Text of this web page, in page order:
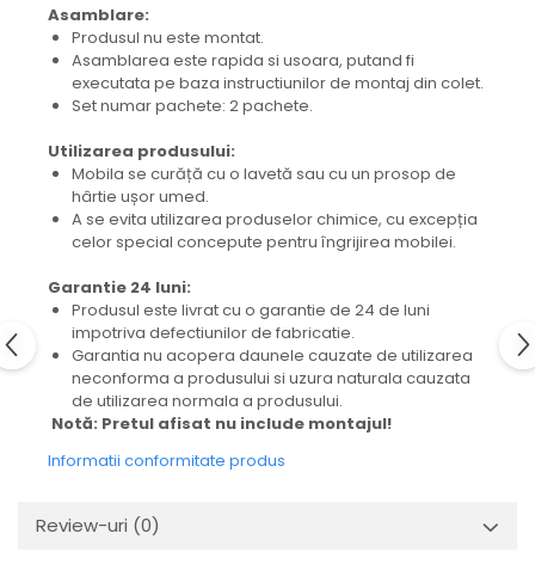
Asamblare:
Produsul nu este montat.
Asamblarea este rapida si usoara, putand fi
executata pe baza instructiunilor de montaj din colet.
Set numar pachete: 2 pachete.
Utilizarea produsului:
Mobila se curăță cu o lavetă sau cu un prosop de
hârtie ușor umed.
A se evita utilizarea produselor chimice, cu excepția
celor special concepute pentru îngrijirea mobilei.
Garantie 24 luni:
Produsul este livrat cu o garantie de 24 de luni
impotriva defectiunilor de fabricatie.
Garantia nu acopera daunele cauzate de utilizarea
neconforma a produsului si uzura naturala cauzata
de utilizarea normala a produsului.
Notă: Pretul afisat nu include montajul!
Informatii conformitate produs
Review-uri (0)